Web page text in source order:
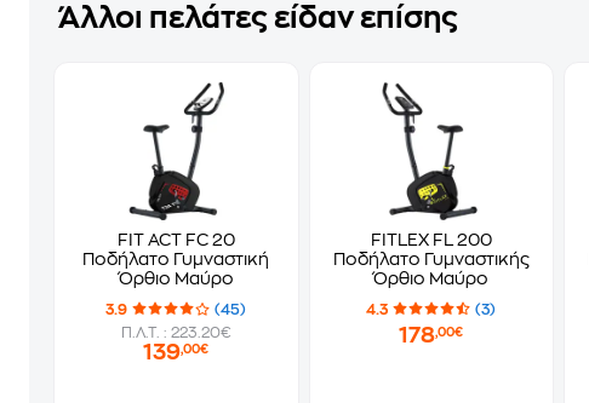
Άλλοι πελάτες είδαν επίσης
FIT ACT FC 20
Ποδήλατο Γυμναστική
Όρθιο Μαύρο
3.9
(45)
Π.Λ.Τ. : 223.20€
139,00€
FITLEX FL 200
Ποδήλατο Γυμναστικής
Όρθιο Μαύρο
4.3 (3)
178,00€